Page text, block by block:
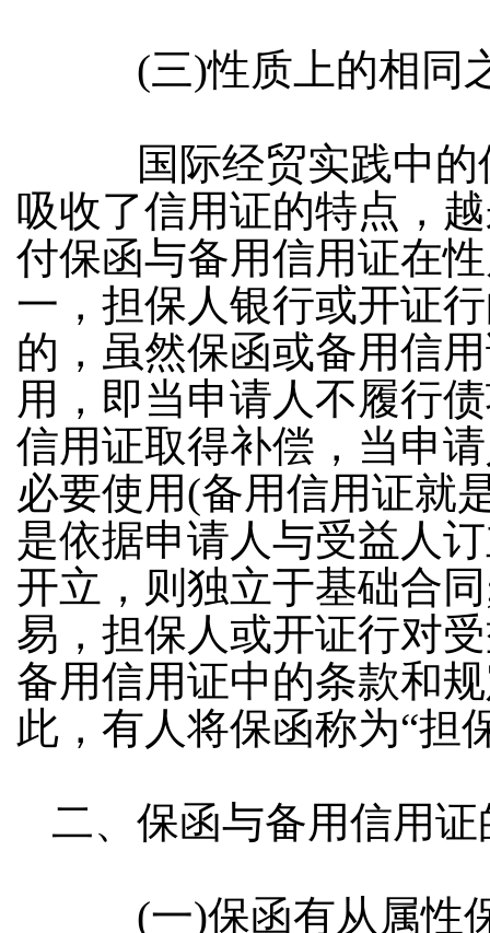
(三)性质上的相同
国际经贸实践中的
吸收了信用证的特点，
付保函与备用信用证在
一，担保人银行或开证
的，虽然保函或备用信
用，即当申请人不履行
信用证取得补偿，当申
必要使用(备用信用证就
是依据申请人与受益人
开立，则独立于基础合同
易，担保人或开证行对
备用信用证中的条款和
此，有人将保函称为“担
二、保函与备用信用
(一)保函有从属性